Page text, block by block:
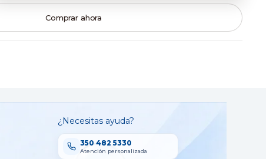
Comprar ahora
¿Necesitas ayuda?
350 482 5330
Atención personalizada